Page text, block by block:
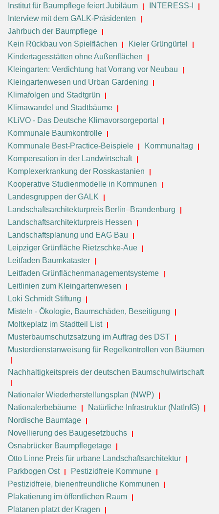
Institut für Baumpflege feiert Jubiläum
INTERESS-I
Interview mit dem GALK-Präsidenten
Jahrbuch der Baumpflege
Kein Rückbau von Spielflächen
Kieler Grüngürtel
Kindertagesstätten ohne Außenflächen
Kleingarten: Verdichtung hat Vorrang vor Neubau
Kleingartenwesen und Urban Gardening
Klimafolgen und Stadtgrün
Klimawandel und Stadtbäume
KLiVO - Das Deutsche Klimavorsorgeportal
Kommunale Baumkontrolle
Kommunale Best-Practice-Beispiele
Kommunaltag
Kompensation in der Landwirtschaft
Komplexerkrankung der Rosskastanien
Kooperative Studienmodelle in Kommunen
Landesgruppen der GALK
Landschaftsarchitekturpreis Berlin–Brandenburg
Landschaftsarchitekturpreis Hessen
Landschaftsplanung und EAG Bau
Leipziger Grünfläche Rietzschke-Aue
Leitfaden Baumkataster
Leitfaden Grünflächenmanagementsysteme
Leitlinien zum Kleingartenwesen
Loki Schmidt Stiftung
Misteln - Ökologie, Baumschäden, Beseitigung
Moltkeplatz im Stadtteil List
Musterbaumschutzsatzung im Auftrag des DST
Musterdienstanweisung für Regelkontrollen von Bäumen
Nachhaltigkeitspreis der deutschen Baumschulwirtschaft
Nationaler Wiederherstellungsplan (NWP)
Nationalerbebäume
Natürliche Infrastruktur (NatInfG)
Nordische Baumtage
Novellierung des Baugesetzbuchs
Osnabrücker Baumpflegetage
Otto Linne Preis für urbane Landschaftsarchitektur
Parkbogen Ost
Pestizidfreie Kommune
Pestizidfreie, bienenfreundliche Kommunen
Plakatierung im öffentlichen Raum
Platanen platzt der Kragen